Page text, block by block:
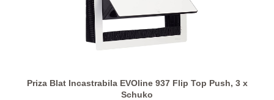
Priza Blat Incastrabila EVOline 937 Flip Top Push, 3 x
Schuko